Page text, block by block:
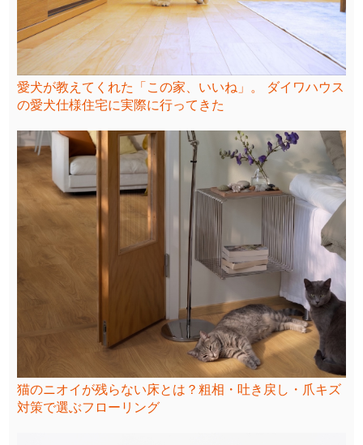
愛犬が教えてくれた「この家、いいね」。 ダイワハウス
の愛犬仕様住宅に実際に行ってきた
猫のニオイが残らない床とは？粗相・吐き戻し・爪キズ
対策で選ぶフローリング